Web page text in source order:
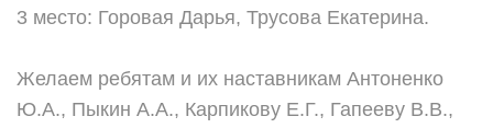
3 место: Горовая Дарья, Трусова Екатерина.
Желаем ребятам и их наставникам Антоненко
Ю.А., Пыкин А.А., Карпикову Е.Г., Гапееву В.В.,